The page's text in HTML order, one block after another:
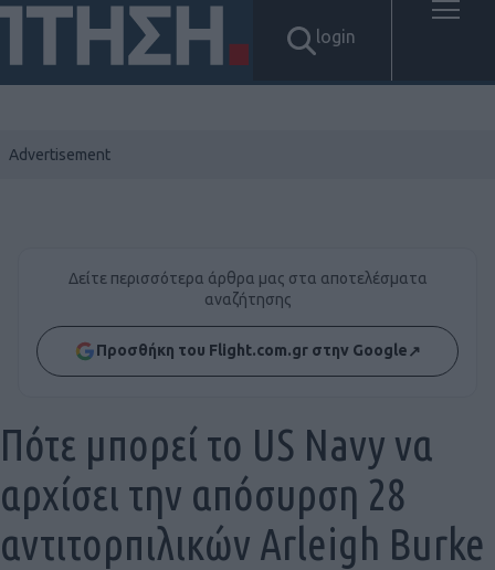
login
Δείτε περισσότερα άρθρα μας στα αποτελέσματα
αναζήτησης
Προσθήκη του Flight.com.gr στην Google↗
Πότε μπορεί το US Navy να
αρχίσει την απόσυρση 28
αντιτορπιλικών Arleigh Burke